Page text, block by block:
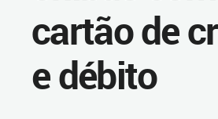
cartão de
e débito